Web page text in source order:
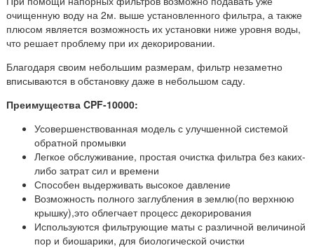
очищенную воду на 2м. выше установленного фильтра, а также
плюсом является возможность их установки ниже уровня воды,
что решает проблему при их декорировании.
Благодаря своим небольшим размерам, фильтр незаметно
вписываются в обстановку даже в небольшом саду.
Преимущества CPF-10000:
Усовершенствованная модель с улучшенной системой
обратной промывки
Легкое обслуживание, простая очистка фильтра без каких-
либо затрат сил и времени
Способен выдерживать высокое давление
Возможность полного заглубления в землю(по верхнюю
крышку),это облегчает процесс декорирования
Используются фильтрующие маты с различной величиной
пор и биошарики, для биологической очистки